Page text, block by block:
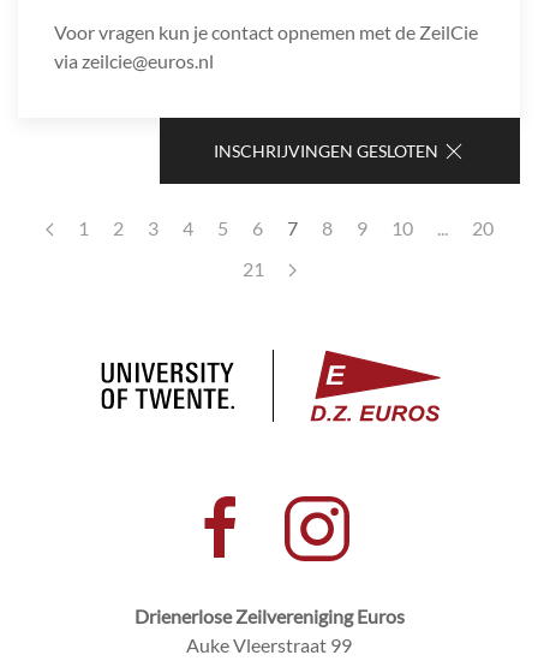
Voor vragen kun je contact opnemen met de ZeilCie
via zeilcie@euros.nl
INSCHRIJVINGEN GESLOTEN
1 2 3 4 5 6 7 8 9 10 ...
20
21
Drienerlose Zeilvereniging Euros
Auke Vleerstraat 99